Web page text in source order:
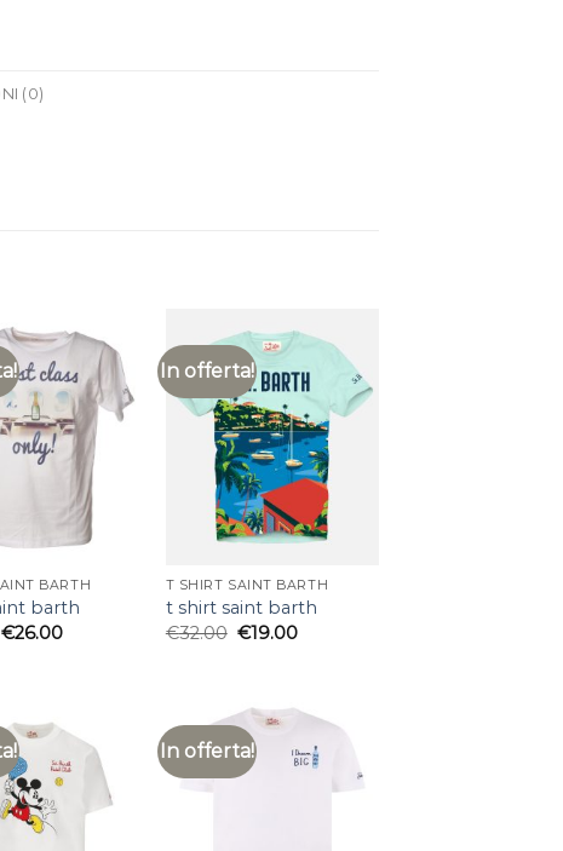
(0)
BARTH
barth
€26.00
In offerta!
T SHIRT SAINT BARTH
t shirt saint barth
€32.00 €19.00
In offerta!